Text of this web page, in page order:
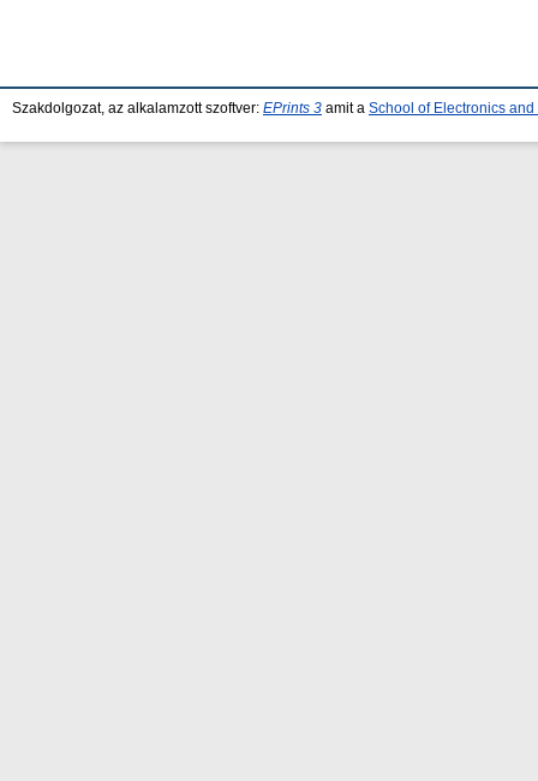
Szakdolgozat, az alkalamzott szoftver: EPrints 3 amit a School of Electronics